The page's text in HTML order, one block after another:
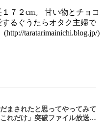
７２cm。 甘い物とチョコ
るぐうたらオタク主婦で
taratarimainichi.blog.jp/)
まされたと思ってやってみて
これだけ」突破ファイル放送で